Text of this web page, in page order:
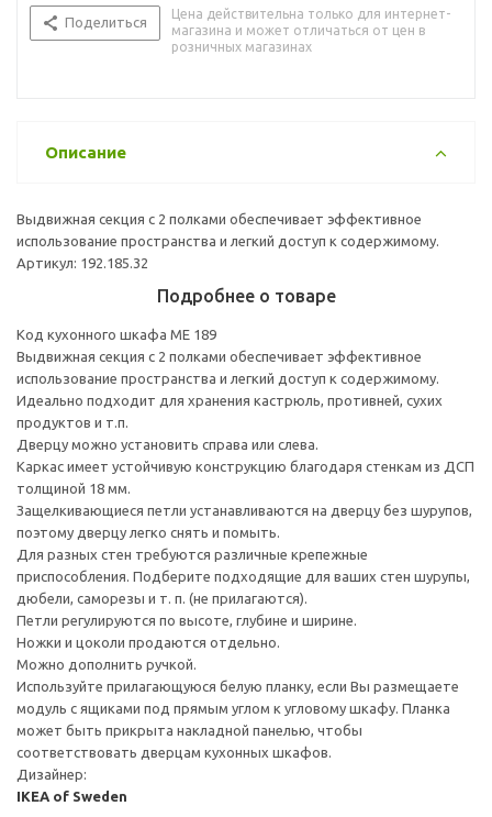
Поделиться
Цена действительна только для интернет-
магазина и может отличаться от цен в
розничных магазинах
Описание
Выдвижная секция с 2 полками обеспечивает эффективное
использование пространства и легкий доступ к содержимому.
Артикул: 192.185.32
Подробнее о товаре
Код кухонного шкафа ME 189
Выдвижная секция с 2 полками обеспечивает эффективное
использование пространства и легкий доступ к содержимому.
Идеально подходит для хранения кастрюль, противней, сухих
продуктов и т.п.
Дверцу можно установить справа или слева.
Каркас имеет устойчивую конструкцию благодаря стенкам из ДСП
толщиной 18 мм.
Защелкивающиеся петли устанавливаются на дверцу без шурупов,
поэтому дверцу легко снять и помыть.
Для разных стен требуются различные крепежные
приспособления. Подберите подходящие для ваших стен шурупы,
дюбели, саморезы и т. п. (не прилагаются).
Петли регулируются по высоте, глубине и ширине.
Ножки и цоколи продаются отдельно.
Можно дополнить ручкой.
Используйте прилагающуюся белую планку, если Вы размещаете
модуль с ящиками под прямым углом к угловому шкафу. Планка
может быть прикрыта накладной панелью, чтобы
соответствовать дверцам кухонных шкафов.
Дизайнер:
IKEA of Sweden